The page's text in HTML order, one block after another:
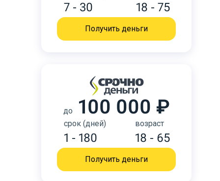
7 - 30 18 - 75
Получить деньги
до 100 000 ₽
срок (дней)
1 - 180
возраст
18 - 65
Получить деньги